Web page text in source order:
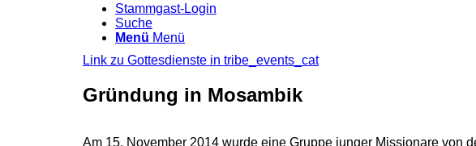
Stammgast-Login
Suche
Menü Menü
Link zu Gottesdienste in tribe_events_cat
Gründung in Mosambik
Am 15. November 2014 wurde eine Gruppe junger Missionare von